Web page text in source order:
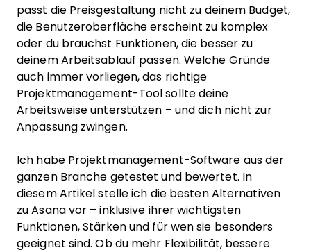
passt die Preisgestaltung nicht zu deinem Budget,
die Benutzeroberfläche erscheint zu komplex
oder du brauchst Funktionen, die besser zu
deinem Arbeitsablauf passen. Welche Gründe
auch immer vorliegen, das richtige
Projektmanagement-Tool sollte deine
Arbeitsweise unterstützen – und dich nicht zur
Anpassung zwingen.
Ich habe Projektmanagement-Software aus der
ganzen Branche getestet und bewertet. In
diesem Artikel stelle ich die besten Alternativen
zu Asana vor – inklusive ihrer wichtigsten
Funktionen, Stärken und für wen sie besonders
geeignet sind. Ob du mehr Flexibilität, bessere